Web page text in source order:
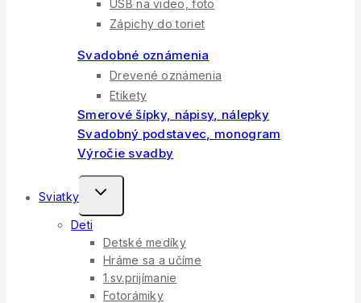
USB na video, foto
Zápichy do toriet
Svadobné oznámenia
Drevené oznámenia
Etikety
Smerové šípky, nápisy, nálepky
Svadobný podstavec, monogram
Výročie svadby
Sviatky
Toggle
Child
Menu
Deti
Detské medíky
Hráme sa a učíme
1.sv.prijímanie
Fotorámiky